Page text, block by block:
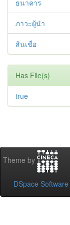
ธนาคาร
ภาวะผู้นำ
สินเชื่อ
Has File(s)
true
Theme by
DSpace Software